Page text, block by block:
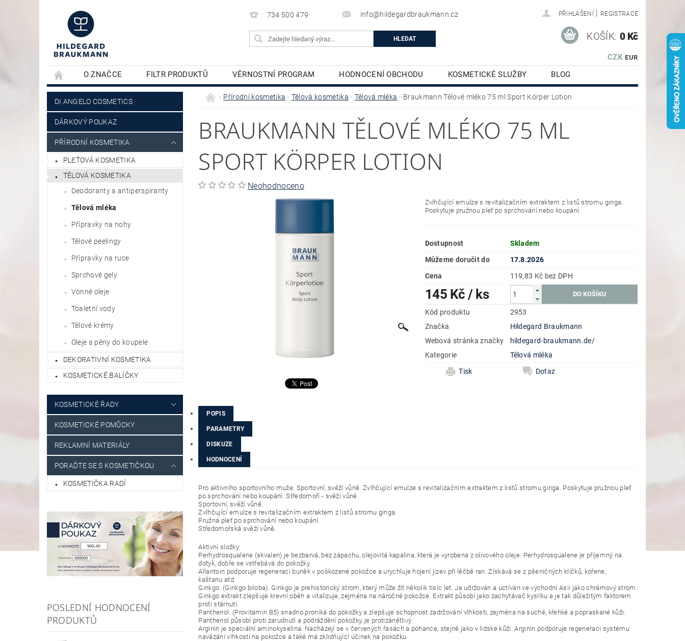
734 500 479 info@hildegardbraukmann.cz PŘIHLÁŠENÍ | REGISTRACE
CZK EUR
KOŠÍK: 0 Kč
O ZNAČCE FILTR PRODUKTŮ VĚRNOSTNÍ PROGRAM HODNOCENÍ OBCHODU KOSMETICKÉ SLUŽBY
BLOG
KONTAKTY
PLEŤOVÁ KOSMETIKA TĚLOVÁ KOSMETIKA DEKORATIVNÍ KOSMETIKA
DI ANGELO COSMETICS
DÁRKOVÝ POUKAZ
PŘÍRODNÍ KOSMETIKA
PLEŤOVÁ KOSMETIKA
TĚLOVÁ KOSMETIKA
Deodoranty a antiperspiranty
Tělová mléka
Přípravky na nohy
Tělové peelingy
Přípravky na ruce
Sprchové gely
Vonné oleje
Toaletní vody
Tělové krémy
Oleje a pěny do koupele
DEKORATIVNÍ KOSMETIKA
KOSMETICKÉ BALÍČKY
KOSMETICKÉ ŘADY
KOSMETICKÉ POMŮCKY
REKLAMNÍ MATERIÁLY
PORAĎTE SE S KOSMETIČKOU
KOSMETIČKA RADÍ
POSLEDNÍ HODNOCENÍ
PRODUKTŮ
Přírodní kosmetika Tělová kosmetika Tělová mléka Braukmann Tělové mléko 75 ml Sport Körper Lotion
BRAUKMANN TĚLOVÉ MLÉKO 75 ML
SPORT KÖRPER LOTION
Neohodnoceno
Zvlhčující emulze s revitalizačním extraktem z listů stromu ginga.
Poskytuje pružnou pleť po sprchování nebo koupání.
Dostupnost
Skladem
Můžeme doručit do
17.8.2026
Cena
119,83 Kč bez DPH
145 Kč/ ks
Kód produktu
2953
Značka
Hildegard Braukmann
Webová stránka značky
hildegard-braukmann.de/
Kategorie
Tělová mléka
Tisk
Dotaz
POPIS
PARAMETRY
DISKUZE
HODNOCENÍ
Pro aktivního sportovního muže. Sportovní, svěží vůně. Zvlhčující emulze s revitalizačním extraktem z listů stromu ginga. Poskytuje pružnou pleť
po sprchování nebo koupání. Středomoří - svěží vůně.
Sportovní, svěží vůně.
Zvlhčující emulze s revitalizačním extraktem z listů stromu ginga.
Pružná pleť po sprchování nebo koupání.
Středomořská svěží vůně.
Aktivní složky:
Perhydrosqualene (skvalen) je bezbarvá, bez zápachu, olejovitá kapalina, která je vyrobena z olivového oleje. Perhydrosqualene je příjemný na
dotyk, dobře se vstřebává do pokožky.
Allantoin podporuje regeneraci buněk v poškozené pokožce a urychluje hojení jizev při léčbě ran. Získává se z pšeničných klíčků, kořene,
kaštanu atd.
Ginkgo. (Ginkgo biloba). Ginkgo je prehistorický strom, který může žít několik tisíc let. Je udržován a uctíván ve východní Asii jako chrámový strom.
Ginkgo extrakt zlepšuje krevní oběh a vitalizuje, zejména na náročné pokožce. Extrakt působí jako zachytávač kyslíku a je tak důležitým faktorem
proti stárnutí.
Panthenol. (Provitamin B5) snadno proniká do pokožky a zlepšuje schopnost zadržování vlhkosti, zejména na suché, křehké a popraskané kůži.
Panthenol působí proti zarudnutí a podráždění pokožky, je protizánětlivý
Arginin je speciální aminokyselina. Nacházejí se v červených řasách a pohance, stejně jako v lidské kůži. Arginin podporuje regeneraci systému
navázání vlhkosti na pokožce a také má zklidňující účinek na pokožku.